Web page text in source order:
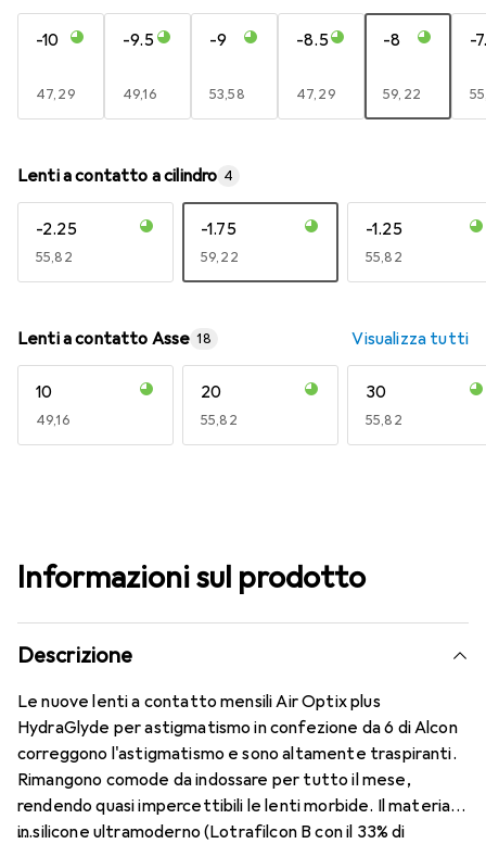
-10
EUR
47,29
-9.5
EUR
49,16
-9
EUR
53,58
-8.5
EUR
47,29
-8
EUR
59,22
-
Lenti a contatto a cilindro 4
-2.25
EUR
55,82
-1.75
EUR
59,22
-1.25
EUR
55,82
Lenti a contatto Asse 18 Visualizza tutti
10
EUR
49,16
20
EUR
55,82
30
EUR
55,82
Informazioni sul prodotto
Descrizione
Le nuove lenti a contatto mensili Air Optix plus
HydraGlyde per astigmatismo in confezione da 6 di Alcon
correggono l'astigmatismo e sono altamente traspiranti.
Rimangono comode da indossare per tutto il mese,
rendendo quasi impercettibili le lenti morbide. Il materiale
in silicone ultramoderno (Lotrafilcon B con il 33% di